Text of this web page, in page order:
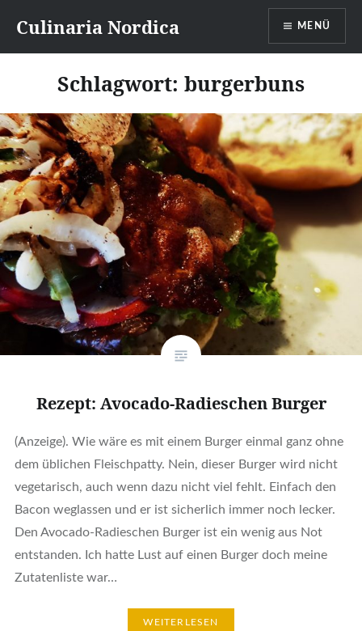
zumCulinaria Nordica MENÜ
Schlagwort: burgerbuns
Rezept: Avocado-Radieschen Burger
(Anzeige). Wie wäre es mit einem Burger einmal ganz ohne
dem üblichen Fleischpatty. Nein, dieser Burger wird nicht
vegetarisch, auch wenn dazu nicht viel fehlt. Einfach den
Bacon weglassen und er ist sicherlich immer noch lecker.
Den Avocado-Radieschen Burger ist ein wenig aus Not
entstanden. Ich hatte Lust auf einen Burger doch meine
Zutatenliste war…
WEITERLESEN